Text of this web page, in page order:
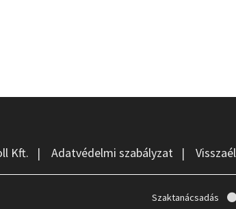
Kft. |Adatvédelmi szabályzat |
Szaktanácsadás